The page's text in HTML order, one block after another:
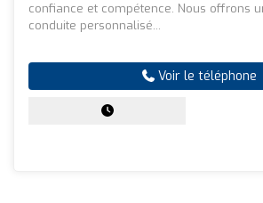
confiance et compétence. Nous offrons
conduite personnalisé...
Voir le téléphone